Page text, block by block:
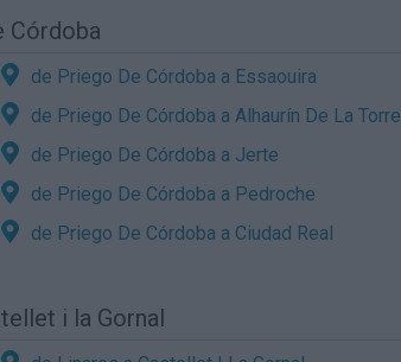
Córdoba
de Priego De Córdoba a Essaouira
de Priego De Córdoba a Alhaurín De La Torre
de Priego De Córdoba a Jerte
de Priego De Córdoba a Pedroche
de Priego De Córdoba a Ciudad Real
i la Gornal